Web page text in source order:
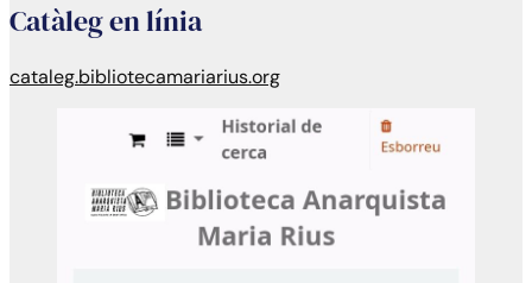
Catàleg en línia
cataleg.bibliotecamariarius.org